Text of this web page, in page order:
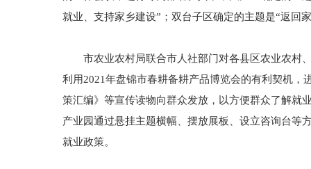
就业、支持家乡建设”；双台子区确定的主题是“返回
市农业农村局联合市人社部门对各县区农业农村、
利用2021年盘锦市春耕备耕产品博览会的有利契机
策汇编》等宣传读物向群众发放，以方便群众了解就
产业园通过悬挂主题横幅、摆放展板、设立咨询台等
就业政策。